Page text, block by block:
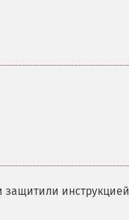
защитили инструкцией